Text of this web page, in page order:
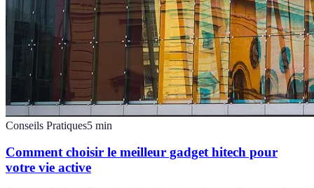
Conseils Pratiques5 min
Comment choisir le meilleur gadget hitech pour
votre vie active